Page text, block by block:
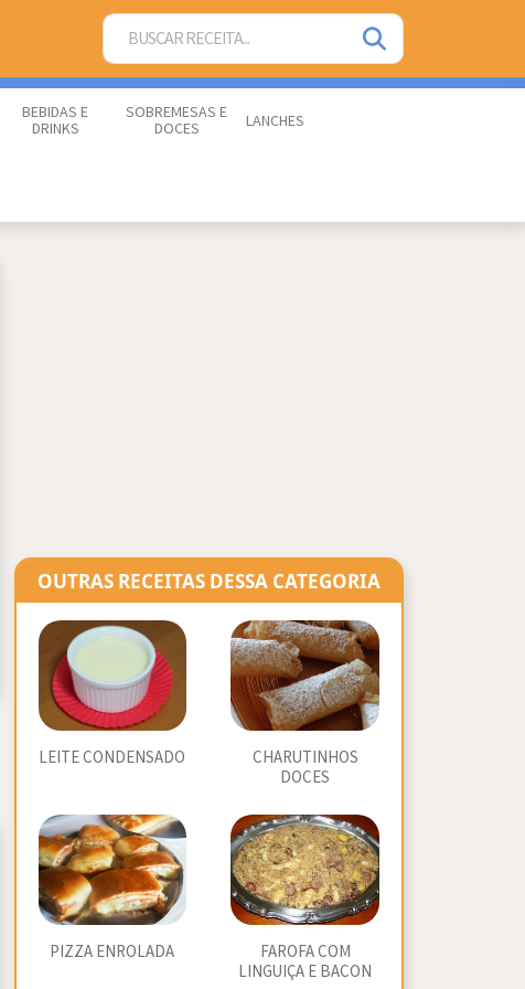
BEBIDAS E
DRINKS
SOBREMESAS E
DOCES
LANCHES
OUTRAS RECEITAS DESSA CATEGORIA
LEITE CONDENSADO
CHARUTINHOS
DOCES
PIZZA ENROLADA
FAROFA COM
LINGUIÇA E BACON